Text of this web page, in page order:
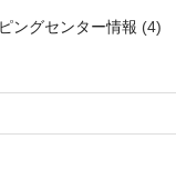
ングセンター情報 (4)